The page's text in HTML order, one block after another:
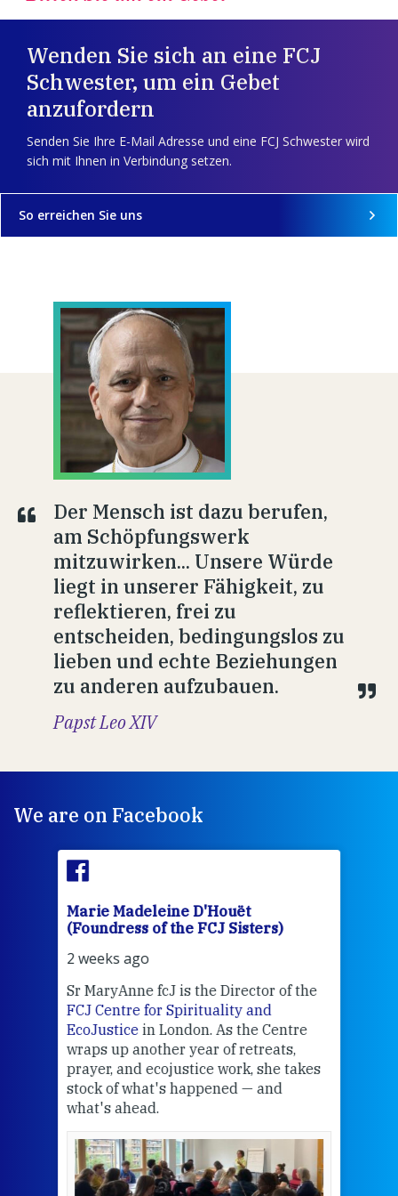
Wenden Sie sich an eine FCJ
Schwester, um ein Gebet
anzufordern
Senden Sie Ihre E-Mail Adresse und eine FCJ Schwester wird
sich mit Ihnen in Verbindung setzen.
So erreichen Sie uns
Der Mensch ist dazu berufen,
am Schöpfungswerk
mitzuwirken... Unsere Würde
liegt in unserer Fähigkeit, zu
reflektieren, frei zu
entscheiden, bedingungslos zu
lieben und echte Beziehungen
zu anderen aufzubauen.
Papst Leo XIV
We are on Facebook
Marie Madeleine D'Houët
(Foundress of the FCJ Sisters)
2 weeks ago
Sr MaryAnne fcJ is the Director of the
FCJ Centre for Spirituality and
EcoJustice in London. As the Centre
wraps up another year of retreats,
prayer, and ecojustice work, she takes
stock of what's happened — and
what's ahead.